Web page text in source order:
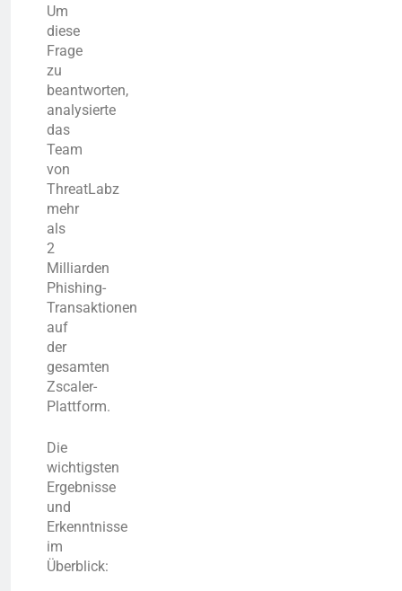
Um
diese
Frage
zu
beantworten,
analysierte
das
Team
von
ThreatLabz
mehr
als
2
Milliarden
Phishing-
Transaktionen
auf
der
gesamten
Zscaler-
Plattform.
Die
wichtigsten
Ergebnisse
und
Erkenntnisse
im
Überblick: